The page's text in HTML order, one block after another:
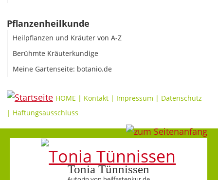
Pflanzenheilkunde
Heilpflanzen und Kräuter von A-Z
Berühmte Kräuterkundige
Meine Gartenseite: botanio.de
HOME | Kontakt | Impressum | Datenschutz
| Haftungsausschluss
Tonia Tünnissen